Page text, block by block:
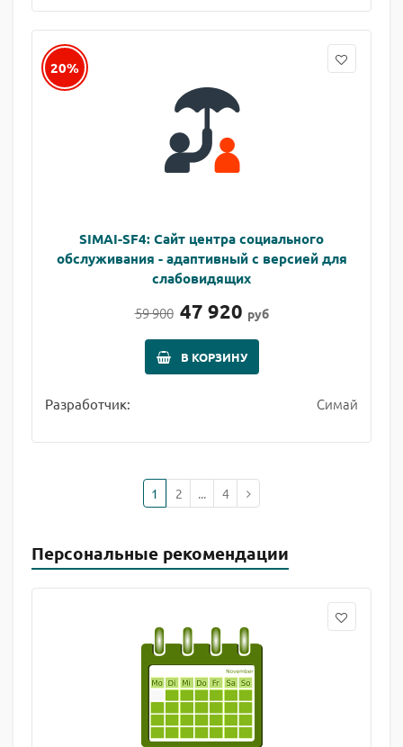
20%
SIMAI-SF4: Сайт центра социального
обслуживания - адаптивный с версией для
слабовидящих
59 900 47 920 руб
В КОРЗИНУ
Разработчик: Симай
1 2 ... 4
Персональные рекомендации